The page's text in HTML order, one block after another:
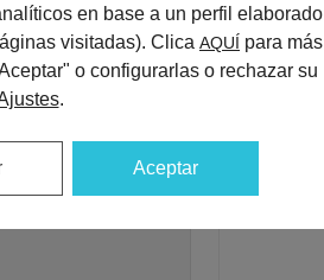
en base a un perfil elaborado
visitadas). Clica AQUÍ para más
o configurarlas o rechazar su
.
Aceptar